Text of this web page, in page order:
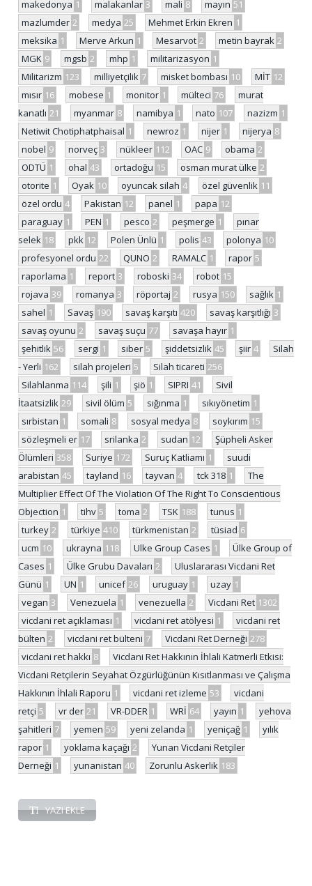
makedonya 1 malakanlar 3 mali 8 mayın 51
mazlumder 2 medya 25 Mehmet Erkin Ekren 1
meksika 1 Merve Arkun 1 Mesarvot 2 metin bayrak 2
MGK 9 mgsb 2 mhp 1 militarizasyon 1
Militarizm 123 milliyetçilik 7 misket bombası 10 MİT 12
mısır 16 mobese 1 monitor 1 mülteci 76
murat
kanatlı 21 myanmar 8 namibya 1 nato 107 nazizm 1
Netiwit Chotiphatphaisal 1 newroz 1 nijer 1 nijerya 8
nobel 9 norveç 3 nükleer 112 OAC 9 obama 2
ODTÜ 1 ohal 43 ortadoğu 15 osman murat ülke 2
otorite 1 Oyak 10 oyuncak silah 4 özel güvenlik 11
özel ordu 4 Pakistan 12 panel 1 papa 12
paraguay 1 PEN 1 pesco 2 peşmerge 1
pınar
selek 18 pkk 12 Polen Ünlü 1 polis 43 polonya 10
profesyonel ordu 22 QUNO 2 RAMALC 1 rapor 5
raporlama 1 report 3 roboski 34 robot 15
rojava 39 romanya 3 röportaj 2 rusya 150 sağlık 1
sahel 1 Savaş 190 savaş karşıtı 420 savaş karşıtlığı 3
savaş oyunu 2 savaş suçu 77 savaşa hayır 1
şehitlik 56 sergi 1 siber 5 şiddetsizlik 45 şiir 4
Silah
- Yerli 162 silah projeleri 5 Silah ticareti 256
Silahlanma 114 şili 1 şiö 1 SIPRI 41
Sivil
İtaatsizlik 29 sivil ölüm 5 sığınma 1 sıkıyönetim 1
sırbistan 1 somali 8 sosyal medya 8 soykırım 15
sözleşmeli er 17 srilanka 2 sudan 12
Şüpheli Asker
Ölümleri 358 Suriye 172 Suruç Katliamı 1
suudi
arabistan 45 tayland 16 tayvan 4 tck 318 1
The
Multiplier Effect Of The Violation Of The Right To Conscientious
Objection 1 tihv 5 toma 2 TSK 188 tunus 1
turkey 2 türkiye 410 türkmenistan 2 tüsiad 6
ucm 10 ukrayna 118 Ulke Group Cases 1
Ülke Group of
Cases 1 Ülke Grubu Davaları 2
Uluslararası Vicdani Ret
Günü 1 UN 1 unicef 26 uruguay 1 uzay 1
vegan 3 Venezuela 1 venezuella 2 Vicdani Ret 1302
vicdani ret açıklaması 1 vicdani ret atölyesi 1
vicdani ret
bülten 2 vicdani ret bülteni 7 Vicdani Ret Derneği 278
vicdani ret hakkı 8
Vicdani Ret Hakkının İhlali Katmerli Etkisi:
Vicdani Retçilerin Seyahat Özgürlüğünün Kısıtlanması ve Çalışma
Hakkının İhlali Raporu 1 vicdani ret izleme 53
vicdani
retçi 5 vr der 21 VR-DDER 1 WRİ 64 yayın 1
yehova
şahitleri 7 yemen 59 yeni zelanda 1 yeniçağ 1
yılık
rapor 1 yoklama kaçağı 2
Yunan Vicdani Retçiler
Derneği 1 yunanistan 40 Zorunlu Askerlik 183
YAZI EKLE